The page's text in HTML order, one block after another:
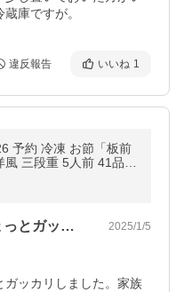
庫ですが。
違反報告 いいね 1
予約 冷凍 お節「板前
三段重 5人前 41品目
和風 洋風 爆買 202
今回のおせち料理は正直ちょっとガッカリ… 2025/1/5
ッカリしました。家族